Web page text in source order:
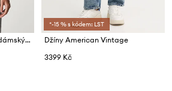
American Vintage svetr dámský s vlnou
*-15 % s kódem: LST
Džíny American Vintage
3399 Kč